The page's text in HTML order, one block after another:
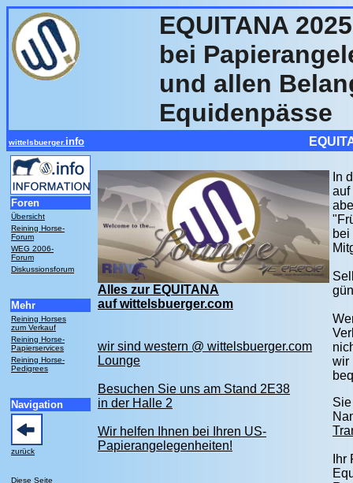
EQUITANA
bei
und allen
Equidenpässe
wittelsbuerger. info
Foren
Übersicht
Reining Horse-
Forum
WEG 2006-
Forum
Diskussionsforum
Mehr
Reining Horses
zum Verkauf
Reining Horse-
Papierservices
Reining Horse-
Pedigrees
Navigation
zurück
Diese Seite
Alles zur EQUITANA
auf wittelsbuerger.com
wir sind western @ wittelsbuerger.com
Lounge
Besuchen Sie uns am Stand 2E38
in der Halle 2
Wir helfen Ihnen bei Ihren US-
Papierangelegenheiten!
In
auf
bei
wir